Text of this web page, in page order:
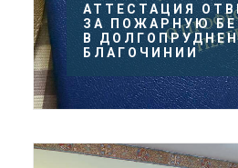
АТТЕСТАЦИЯ
ЗА ПОЖАРНУЮ
В
БЛАГОЧИНИИ